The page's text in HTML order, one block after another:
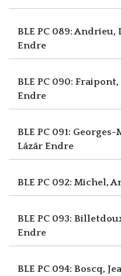
BLE PC 089: Andrieu,
Endre
BLE PC 090:
Endre
BLE PC 091:
Lázár Endre
BLE PC 092: Michel,
BLE PC 093:
Endre
BLE PC 094: Boscq,